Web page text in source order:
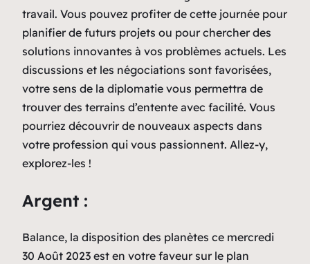
travail. Vous pouvez profiter de cette journée pour
planifier de futurs projets ou pour chercher des
solutions innovantes à vos problèmes actuels. Les
discussions et les négociations sont favorisées,
votre sens de la diplomatie vous permettra de
trouver des terrains d’entente avec facilité. Vous
pourriez découvrir de nouveaux aspects dans
votre profession qui vous passionnent. Allez-y,
explorez-les !
Argent :
Balance, la disposition des planètes ce mercredi
30 Août 2023 est en votre faveur sur le plan